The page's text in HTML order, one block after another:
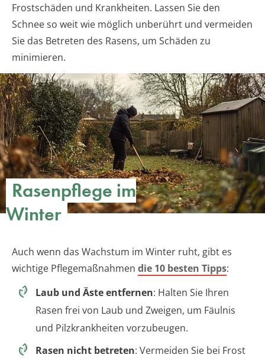
Frostschäden und Krankheiten. Lassen Sie den
Schnee so weit wie möglich unberührt und vermeiden
Sie das Betreten des Rasens, um Schäden zu
minimieren.
Rasenpflege im
Winter
Auch wenn das Wachstum im Winter ruht, gibt es
wichtige Pflegemaßnahmen die 10 besten Tipps:
Laub und Äste entfernen: Halten Sie Ihren
Rasen frei von Laub und Zweigen, um Fäulnis
und Pilzkrankheiten vorzubeugen.
Rasen nicht betreten: Vermeiden Sie bei Frost